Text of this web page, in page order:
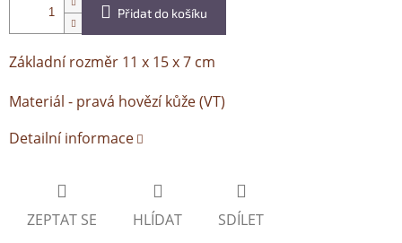
Přidat do košíku
Základní rozměr 11 x 15 x 7 cm
Materiál - pravá hovězí kůže (VT)
Detailní informace
ZEPTAT SE HLÍDAT SDÍLET